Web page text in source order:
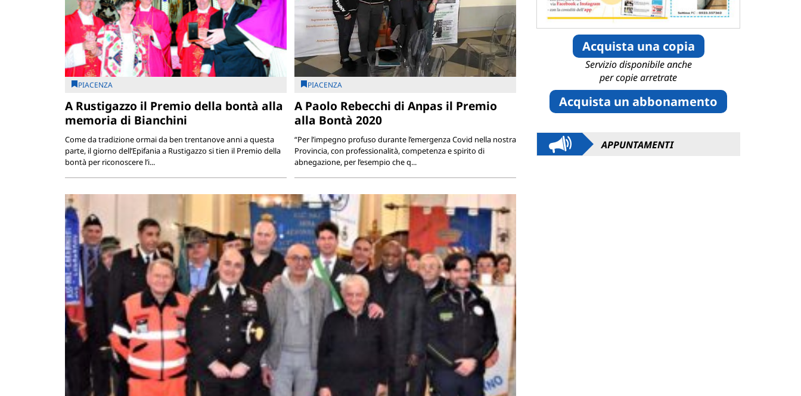
PIACENZA
A Rustigazzo il Premio della bontà alla
memoria di Bianchini
Come da tradizione ormai da ben trentanove anni a questa
parte, il giorno dell’Epifania a Rustigazzo si tien il Premio della
bontà per riconoscere l’i...
PIACENZA
A Paolo Rebecchi di Anpas il Premio
alla Bontà 2020
“Per l’impegno profuso durante l’emergenza Covid nella nostra
Provincia, con professionalità, competenza e spirito di
abnegazione, per l’esempio che q...
Acquista una copia
Servizio disponibile anche
per copie arretrate
Acquista un abbonamento
APPUNTAMENTI